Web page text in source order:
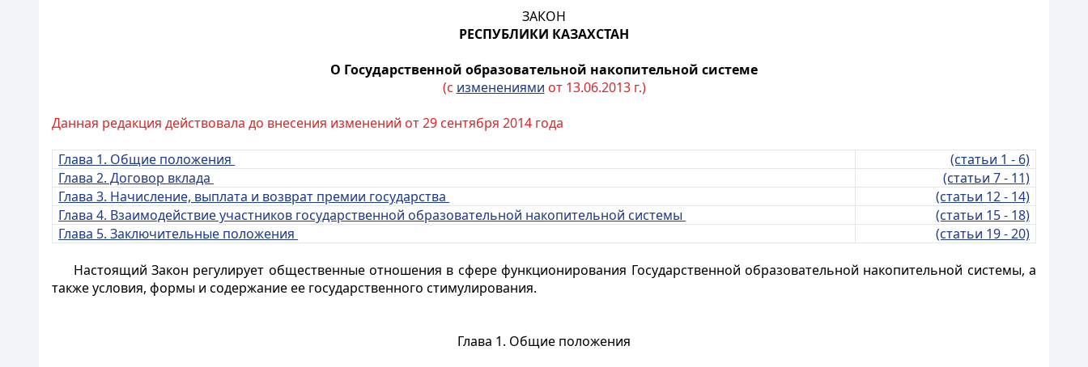
ЗАКОН
РЕСПУБЛИКИ КАЗАХСТАН
О Государственной образовательной накопительной системе
(с изменениями от 13.06.2013 г.)
Данная редакция действовала до внесения изменений от 29 сентября 2014 года
Глава 1. Общие положения
(статьи 1 - 6)
Глава 2. Договор вклада
(статьи 7 - 11)
Глава 3. Начисление, выплата и возврат премии государства
(статьи 12 - 14)
Глава 4. Взаимодействие участников государственной образовательной накопительной системы
(статьи 15 - 18)
Глава 5. Заключительные положения
(статьи 19 - 20)
Настоящий Закон регулирует общественные отношения в сфере функционирования Государственной образовательной накопительной системы, а
также условия, формы и содержание ее государственного стимулирования.
Глава 1. Общие положения